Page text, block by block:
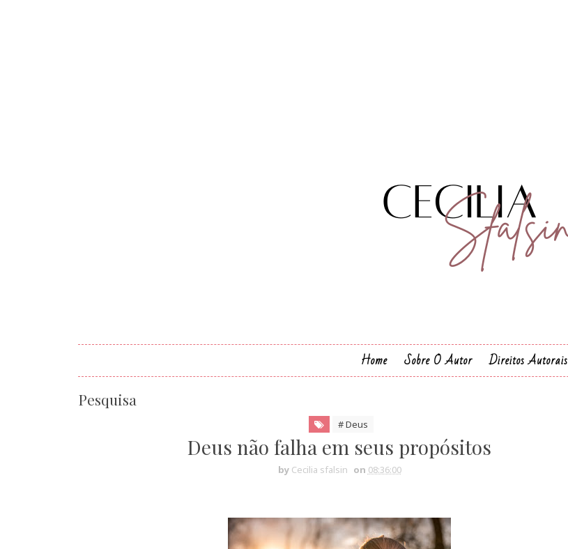
Home Sobre O Autor Direitos Autorais
Pesquisa
# Deus
Deus não falha em seus propósitos
by Cecilia sfalsin on 08:36:00